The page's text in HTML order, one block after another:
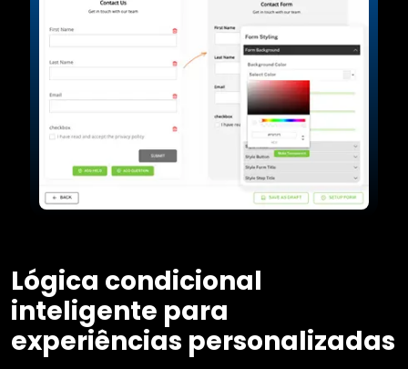
Lógica condicional
inteligente para
experiências personalizadas